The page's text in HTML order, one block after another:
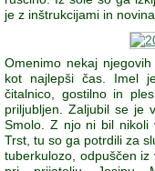
je z inštrukcijami in
Omenimo nekaj
kot najlepši čas. Imel
čitalnico, gostilno in
priljubljen. Zaljubil se je
Smolo. Z njo ni bil
Trst, tu so ga potrdili za
tuberkulozo, odpuščen